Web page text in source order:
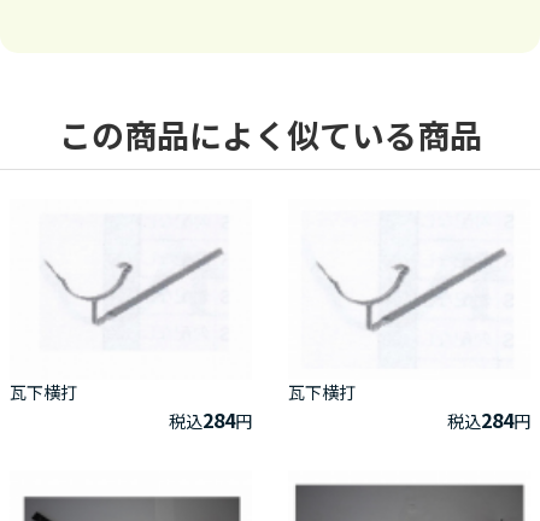
この商品によく似ている商品
瓦下横打
税込284円
瓦下横打
税込284円